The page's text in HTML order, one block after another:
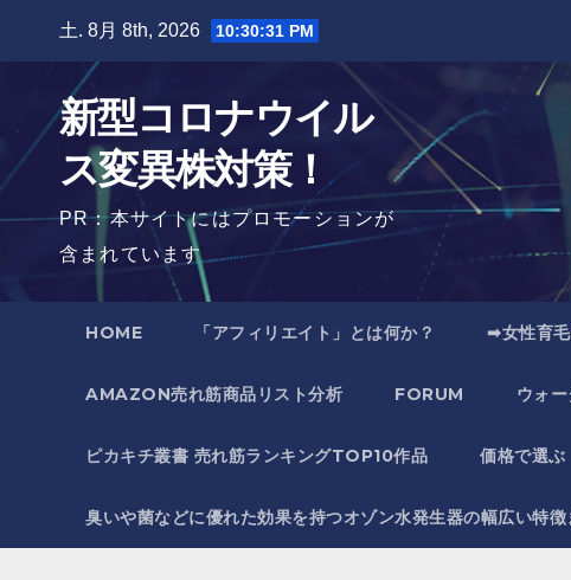
土. 8月 8th, 2026 10:30:32 PM
新型コロナウイル
ス変異株対策！
PR：本サイトにはプロモーションが
含まれています
HOME 「アフィリエイト」とは何か？ ➡女性育
AMAZON売れ筋商品リスト分析 FORUM ウォ
ピカキチ叢書 売れ筋ランキングTOP10作品 価格で選ぶ
臭いや菌などに優れた効果を持つオゾン水発生器の幅広い特徴